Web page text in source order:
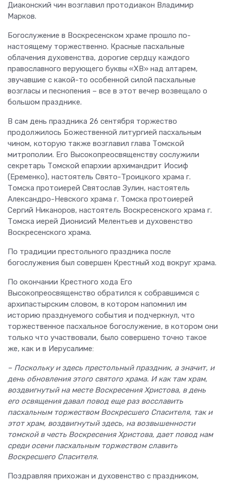
Диаконский чин возглавил протодиакон Владимир
Марков.
Богослужение в Воскресенском храме прошло по-
настоящему торжественно. Красные пасхальные
облачения духовенства, дорогие сердцу каждого
православного верующего буквы «ХВ» над алтарем,
звучавшие с какой-то особенной силой пасхальные
возгласы и песнопения – все в этот вечер возвещало о
большом празднике.
В сам день праздника 26 сентября торжество
продолжилось Божественной литургией пасхальным
чином, которую также возглавил глава Томской
митрополии. Его Высокопреосвященству сослужили
секретарь Томской епархии архимандрит Иосиф
(Еременко), настоятель Свято-Троицкого храма г.
Томска протоиерей Святослав Зулин, настоятель
Александро-Невского храма г. Томска протоиерей
Сергий Никаноров, настоятель Воскресенского храма г.
Томска иерей Дионисий Мелентьев и духовенство
Воскресенского храма.
По традиции престольного праздника после
богослужения был совершен Крестный ход вокруг храма.
По окончании Крестного хода Его
Высокопреосвященство обратился к собравшимся с
архипастырским словом, в котором напомнил им
историю празднуемого события и подчеркнул, что
торжественное пасхальное богослужение, в котором они
только что участвовали, было совершено точно такое
же, как и в Иерусалиме:
– Поскольку и здесь престольный праздник, а значит, и
день обновления этого святого храма. И как там храм,
воздвигнутый на месте Воскресения Христова, в день
его освящения давал повод еще раз восславить
пасхальным торжеством Воскресшего Спасителя, так и
этот храм, воздвигнутый здесь, на возвышенности
томской в честь Воскресения Христова, дает повод нам
среди осени пасхальным торжеством славить
Воскресшего Спасителя.
Поздравляя прихожан и духовенство с праздником,